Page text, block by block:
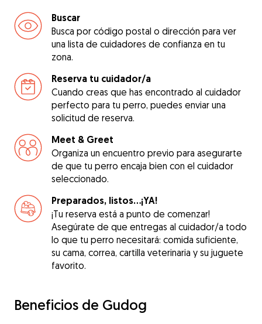
Buscar
Busca por código postal o dirección para ver
una lista de cuidadores de confianza en tu
zona.
Reserva tu cuidador/a
Cuando creas que has encontrado al cuidador
perfecto para tu perro, puedes enviar una
solicitud de reserva.
Meet & Greet
Organiza un encuentro previo para asegurarte
de que tu perro encaja bien con el cuidador
seleccionado.
Preparados, listos...¡YA!
¡Tu reserva está a punto de comenzar!
Asegúrate de que entregas al cuidador/a todo
lo que tu perro necesitará: comida suficiente,
su cama, correa, cartilla veterinaria y su juguete
favorito.
Beneficios de Gudog